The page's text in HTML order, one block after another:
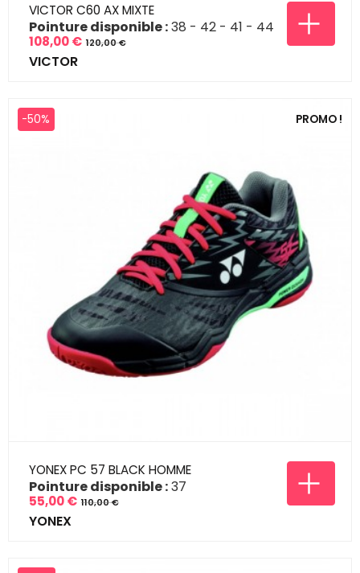
VICTOR C60 AX MIXTE
Prix
108,00 €
Prix
de
120,00 €
Pointure disponible :38 42 41
44
VICTOR
YONEX PC 57 BLACK HOMME
Prix
55,00 €
Prix
de
110,00 €
Pointure disponible :37
YONEX
-50% PROMO !